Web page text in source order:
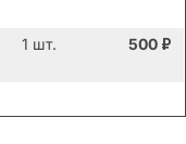
1 шт. 500 ₽